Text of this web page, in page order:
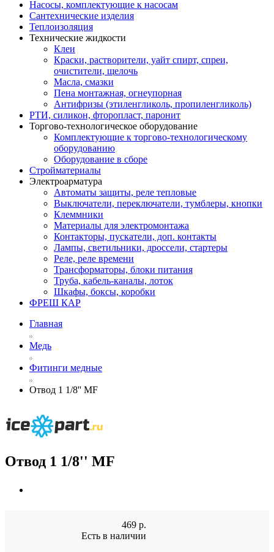
Насосы, комплектующие к насосам
Сантехнические изделия
Теплоизоляция
Технические жидкости
Клеи
Краски, растворители, уайт спирт, спреи,
очистители, щелочь
Масла, смазки
Пена монтажная, огнеупорная
Антифризы (этиленгликоль, пропиленгликоль)
РТИ, силикон, фторопласт, паронит
Торгово-технологическое оборудование
Комплектующие к торгово-технологическому
оборудованию
Оборудование в сборе
Стройматериалы
Электроарматура
Автоматы защиты, реле тепловые
Выключатели, переключатели, тумблеры, кнопки
Клеммники
Материалы для электромонтажа
Контакторы, пускатели, доп. контакты
Лампы, светильники, дроссели, стартеры
Реле, реле времени
Трансформаторы, блоки питания
Труба, кабель-каналы, лоток
Шкафы, боксы, коробки
ФРЕШ КАР
Главная
Медь
Фитинги медные
Отвод 1 1/8'' MF
Отвод 1 1/8'' MF
469 р.
Есть в наличии